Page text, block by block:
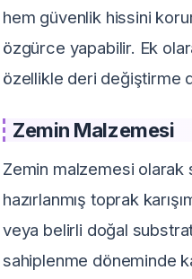
hem güvenlik hissini
özgürce yapabilir. Ek
özellikle deri değiştirme
Zemin Malzemesi
Zemin malzemesi olarak
hazırlanmış toprak
veya belirli doğal
sahiplenme döneminde